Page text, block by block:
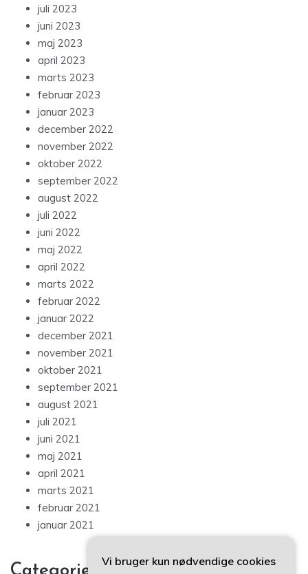
juli 2023
juni 2023
maj 2023
april 2023
marts 2023
februar 2023
januar 2023
december 2022
november 2022
oktober 2022
september 2022
august 2022
juli 2022
juni 2022
maj 2022
april 2022
marts 2022
februar 2022
januar 2022
december 2021
november 2021
oktober 2021
september 2021
august 2021
juli 2021
juni 2021
maj 2021
april 2021
marts 2021
februar 2021
januar 2021
Vi bruger kun nødvendige cookies